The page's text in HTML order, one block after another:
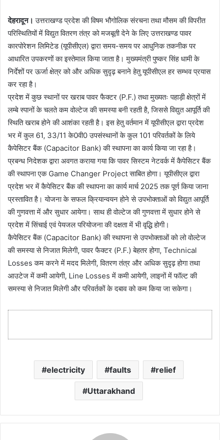
देहरादून। उत्तराखण्ड प्रदेश की विषम भौगोलिक संरचना तथा मौसम की विपरीत
परिस्थितियों में विद्युत वितरण तंत्र को मजबूती देने के लिए उत्तराखण्ड पावर
कारपोरेशन लिमिटेड (यूपीसीएल) द्वारा समय-समय पर आधुनिक तकनीक पर
आधारित उपकरणों का इस्तेमाल किया जाता है। मुख्यमंत्री पुष्कर सिंह धामी के
निर्देशों पर ऊर्जा क्षेत्र को और अधिक सुदृढ़ बनाने हेतु यूपीसीएल हर सम्भव प्रयास
कर रहा है।
प्रदेश में कुछ स्थानों पर खराब पावर फैक्टर (P.F.) तथा मुख्यतः पहाड़ी क्षेत्रों में
लम्बे स्पानों के चलते कम वोल्टेज की समस्या बनी रहती है, जिससे विद्युत आपूर्ति की
स्थिति खराब होने की आशंका रहती है। इस हेतु वर्तमान में यूपीसीएल द्वारा प्रदेश
भर में कुल 61, 33/11 के0वी0 उपसंस्थानों के कुल 101 परिवर्तकों के लिये
कैपेसिटर बैंक (Capacitor Bank) की स्थापना का कार्य किया जा रहा है।
प्रबन्ध निदेशक द्वारा अवगत कराया गया कि पावर सिस्टम नेटवर्क में कैपेसिटर बैंक
की स्थापना एक Game Changer Project साबित होगा। यूपीसीएल द्वारा
प्रदेश भर में कैपेसिटर बैंक की स्थापना का कार्य मार्च 2025 तक पूर्ण किया जाना
प्रस्तावित है। योजना के सफल क्रियान्वयन होने से उपभोक्ताओं को विद्युत आपूर्ति
की गुणवत्ता में और सुधार आयेगा। साथ ही वोल्टेज की गुणवत्ता में सुधार होने से
प्रदेश में सिंचाई एवं पेयजल परियोजना की दक्षता में भी वृद्धि होगी।
कैपेसिटर बैंक (Capacitor Bank) की स्थापना से उपभोक्ताओं को लो वोल्टेज
की समस्या से निजात मिलेगी, पावर फैक्टर (P.F.) बेहतर होगा, Technical
Losses कम करने में मदद मिलेगी, वितरण तंत्र और अधिक सुदृढ़ होगा तथा
आउटेज में कमी आयेगी, Line Losses में कमी आयेगी, लाइनों में फॉल्ट की
समस्या से निजात मिलेगी और परिवर्तकों के दबाव को कम किया जा सकेगा।
electricity faults relief
Uttarakhand